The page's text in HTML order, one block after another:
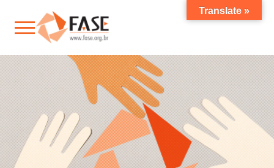
Translate »